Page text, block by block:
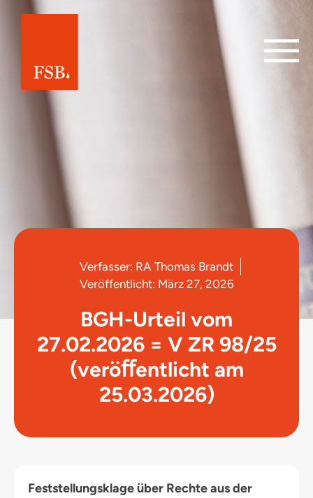
Verfasser: RA Thomas Brandt
Veröffentlicht: März 27, 2026
BGH-Urteil vom
27.02.2026 = V ZR 98/25
(veröﬀentlicht am
25.03.2026)
Feststellungsklage über Rechte aus der